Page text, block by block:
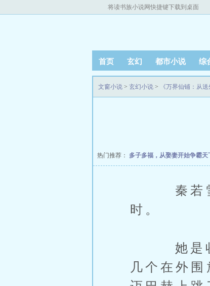
将读书族小说网快捷键下载到桌面
首页 玄幻 都市小说 综
文窗小说 > 玄幻小说 > 《万界仙铺：从
热门推荐： 多子多福，从娶妻开始争霸天
秦若雪赶
时。
她是收
几个在外